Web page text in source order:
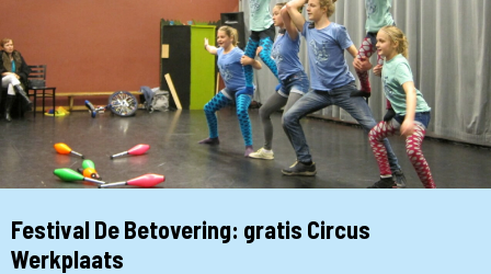
Festival De Betovering: gratis Circus
Werkplaats